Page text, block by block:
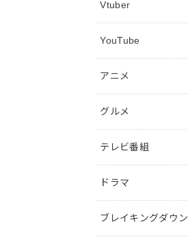
Vtuber
YouTube
アニメ
グルメ
テレビ番組
ドラマ
ブレイキングダウン